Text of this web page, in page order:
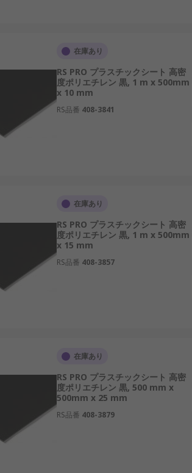
在庫あり
RS PRO プラスチックシート 高密
度ポリエチレン 黒, 1 m x 500mm
x 10 mm
RS品番 408-3841
在庫あり
RS PRO プラスチックシート 高密
度ポリエチレン 黒, 1 m x 500mm
x 15 mm
RS品番 408-3857
在庫あり
RS PRO プラスチックシート 高密
度ポリエチレン 黒, 500 mm x
500mm x 25 mm
RS品番 408-3879